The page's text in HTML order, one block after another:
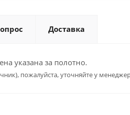
Доставка
указана за полотно.
пожалуйста, уточняйте у